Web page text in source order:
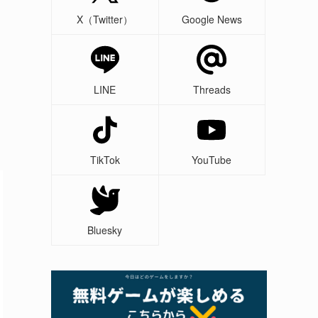
X（Twitter） Google News
LINE Threads
TikTok YouTube
Bluesky